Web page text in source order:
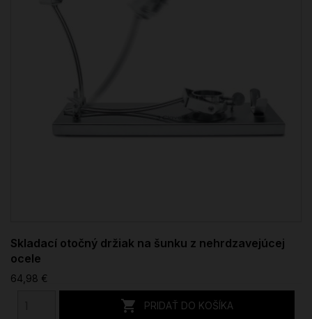
Skladací otočný držiak na šunku z nehrdzavejúcej
ocele
64,98 €
 PRIDAŤ DO KOŠÍKA